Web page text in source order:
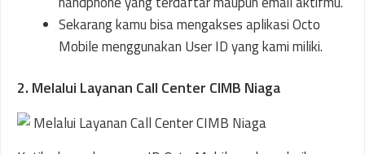
Sekarang kamu bisa mengakses aplikasi Octo
Mobile menggunakan User ID yang kami miliki.
2. Melalui Layanan Call Center CIMB Niaga